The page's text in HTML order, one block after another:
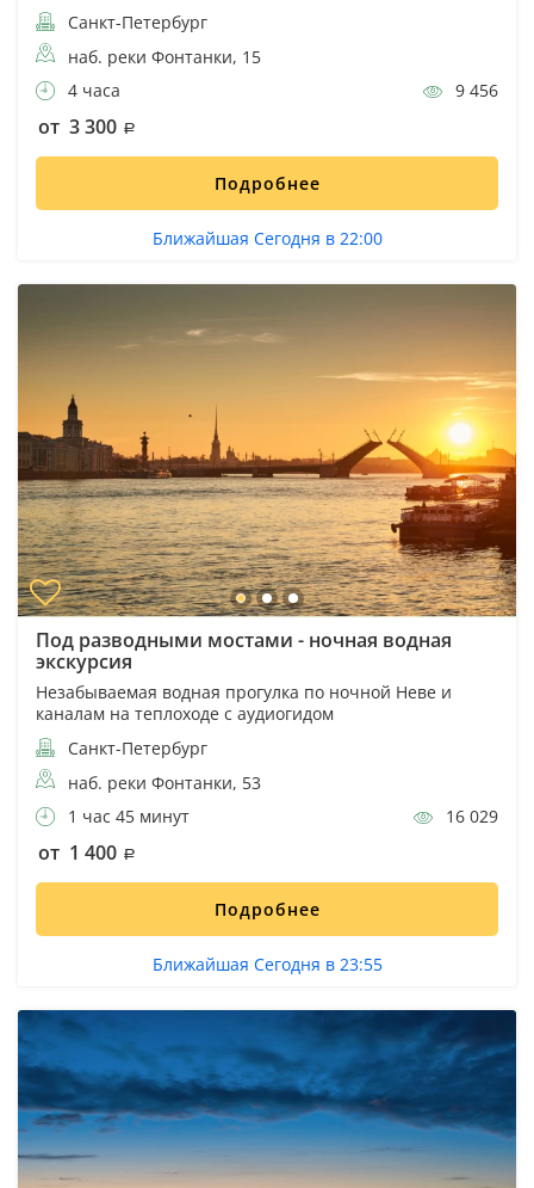
Санкт-Петербург
наб. реки Фонтанки, 15
4 часа
9 456
от 3 300
Подробнее
Ближайшая Сегодня в 22:00
Под разводными мостами - ночная водная
экскурсия
Незабываемая водная прогулка по ночной Неве и
каналам на теплоходе с аудиогидом
Санкт-Петербург
наб. реки Фонтанки, 53
1 час 45 минут
16 029
от 1 400
Подробнее
Ближайшая Сегодня в 23:55